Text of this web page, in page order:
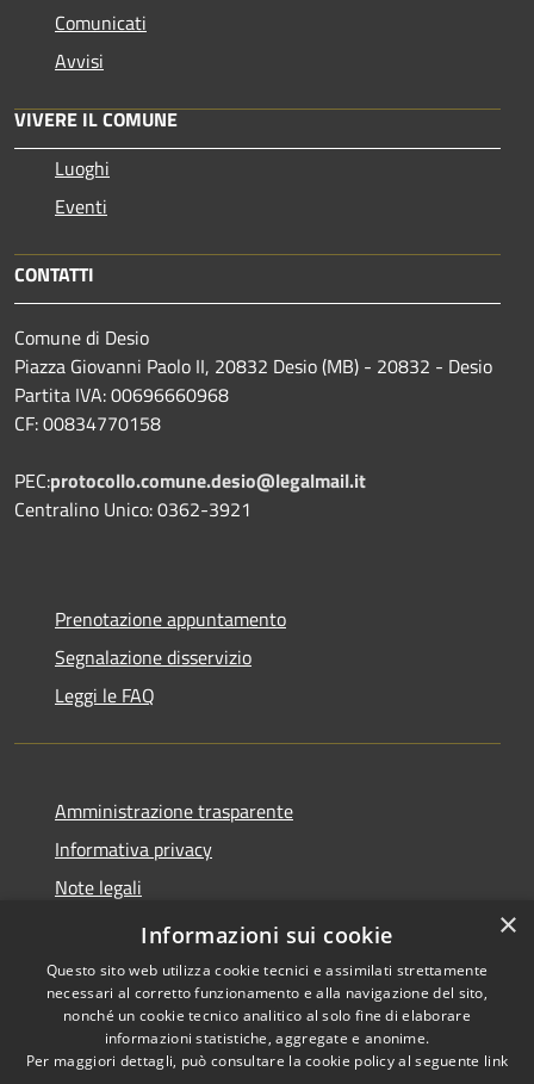
Comunicati
Avvisi
VIVERE IL COMUNE
Luoghi
Eventi
CONTATTI
Comune di Desio
Piazza Giovanni Paolo II, 20832 Desio (MB) - 20832 - Desio
Partita IVA: 00696660968
CF: 00834770158
PEC:protocollo.comune.desio@legalmail.it
Centralino Unico: 0362-3921
Prenotazione appuntamento
Segnalazione disservizio
Leggi le FAQ
Amministrazione trasparente
Informativa privacy
Note legali
Dichiarazione di accessibilità
Accessibilità
Copyright © 2026 • Comune di
Desio • Powered by
×
Informazioni sui cookie
Questo sito web utilizza cookie tecnici e assimilati strettamente
necessari al corretto funzionamento e alla navigazione del sito,
nonché un cookie tecnico analitico al solo fine di elaborare
informazioni statistiche, aggregate e anonime.
Per maggiori dettagli, può consultare la cookie policy al seguente link